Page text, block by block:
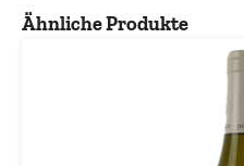
Produktgalerie überspringen
Ähnliche Produkte